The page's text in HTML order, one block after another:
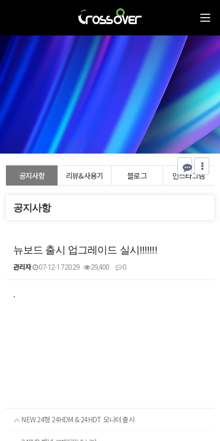
공지사항 리뷰&사용기 블로그 인스타그램
공지사항
뉴보드 출시 업그레이드 실시!!!!!!!
관리자 07-12-17 20:29 29,400 0
.
NEW 24형 24HDM & 24HDT 모니터 출시